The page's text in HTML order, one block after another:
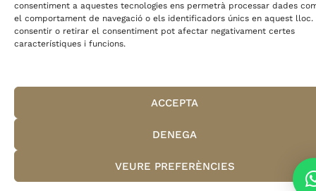
consentiment a aquestes tecnologies ens permetrà processar dades
el comportament de navegació o els identificadors únics en aquest lloc.
consentir o retirar el consentiment pot afectar negativament certes
característiques i funcions.
ACCEPTA
DENEGA
VEURE PREFERÈNCIES